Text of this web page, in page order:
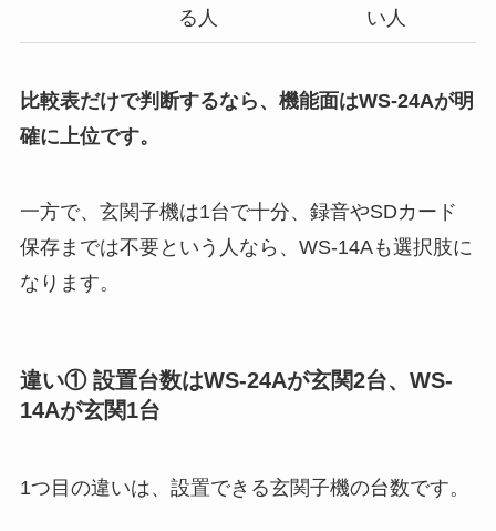
る人
い人
比較表だけで判断するなら、機能面はWS-24Aが明
確に上位です。
一方で、玄関子機は1台で十分、録音やSDカード
保存までは不要という人なら、WS-14Aも選択肢に
なります。
違い① 設置台数はWS-24Aが玄関2台、WS-
14Aが玄関1台
1つ目の違いは、設置できる玄関子機の台数です。